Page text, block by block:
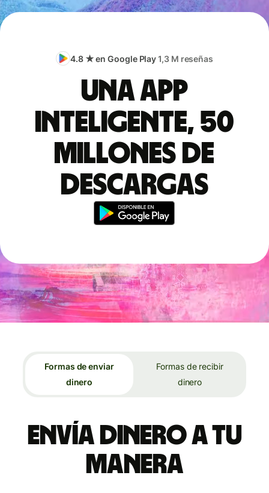
4.8 ★ en Google Play1,3 M reseñas
Una app
inteligente, 50
millones de
descargas
Formas de enviar
dinero
Formas de recibir
dinero
Envía dinero a tu
manera